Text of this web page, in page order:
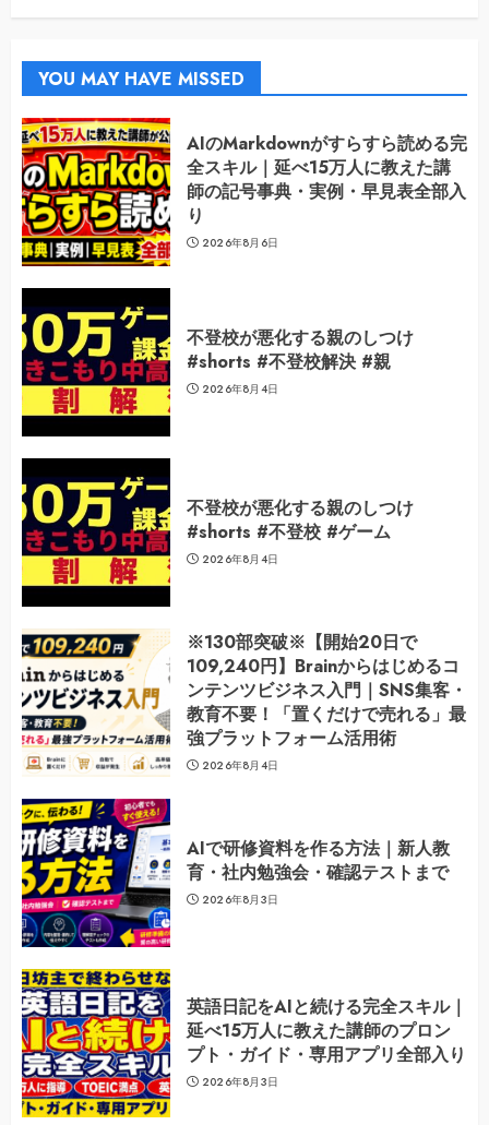
YOU MAY HAVE MISSED
AIのMarkdownがすらすら読める完
全スキル｜延べ15万人に教えた講
師の記号事典・実例・早見表全部入
り
2026年8月6日
不登校が悪化する親のしつけ
#shorts #不登校解決 #親
2026年8月4日
不登校が悪化する親のしつけ
#shorts #不登校 #ゲーム
2026年8月4日
※130部突破※【開始20日で
109,240円】Brainからはじめるコ
ンテンツビジネス入門｜SNS集客・
教育不要！「置くだけで売れる」最
強プラットフォーム活用術
2026年8月4日
AIで研修資料を作る方法｜新人教
育・社内勉強会・確認テストまで
2026年8月3日
英語日記をAIと続ける完全スキル｜
延べ15万人に教えた講師のプロン
プト・ガイド・専用アプリ全部入り
2026年8月3日